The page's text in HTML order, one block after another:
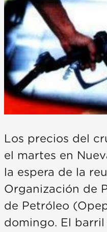
Los precios del
el martes en
la espera de la
Organización de
de Petróleo
domingo. El